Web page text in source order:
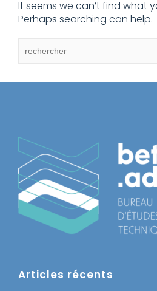
It seems we can’t find what
Perhaps searching can help.
Articles récents